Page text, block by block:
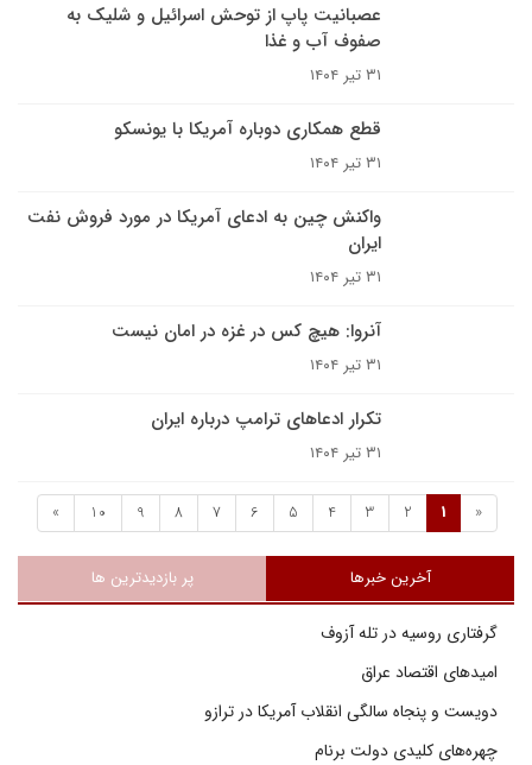
عصبانیت پاپ از توحش اسرائیل و شلیک به
صفوف آب و غذا
۳۱ تیر ۱۴۰۴
قطع همکاری دوباره آمریکا با یونسکو
۳۱ تیر ۱۴۰۴
واکنش چین به ادعای آمریکا در مورد فروش نفت
ایران
۳۱ تیر ۱۴۰۴
آنروا: هیچ کس در غزه در امان نیست
۳۱ تیر ۱۴۰۴
تکرار ادعاهای ترامپ درباره ایران
۳۱ تیر ۱۴۰۴
«
1
2
3
4
5
6
7
8
9
10
»
آخرین خبرها پر بازدیدترین ها
گرفتاری روسیه در تله آزوف
امیدهای اقتصاد عراق
دویست و پنجاه سالگی انقلاب آمریکا در ترازو
چهره‌های کلیدی دولت برنام